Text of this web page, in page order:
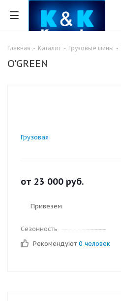
Главная - Каталог - Грузовые шины -
O'GREEN
Грузовая
от 23 000 руб.
Привезем
Сезонность
Рекомендуют 0 человек